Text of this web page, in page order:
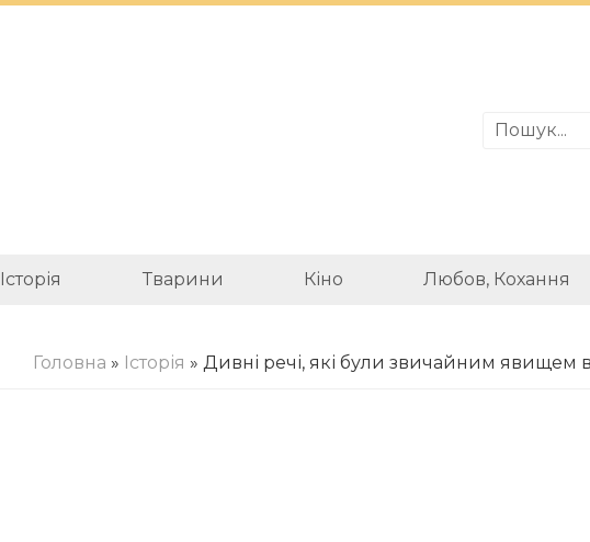
Історія Тварини Кіно Любов, Кохання
Головна » Історія » Дивні речі, які були звичайним явищем